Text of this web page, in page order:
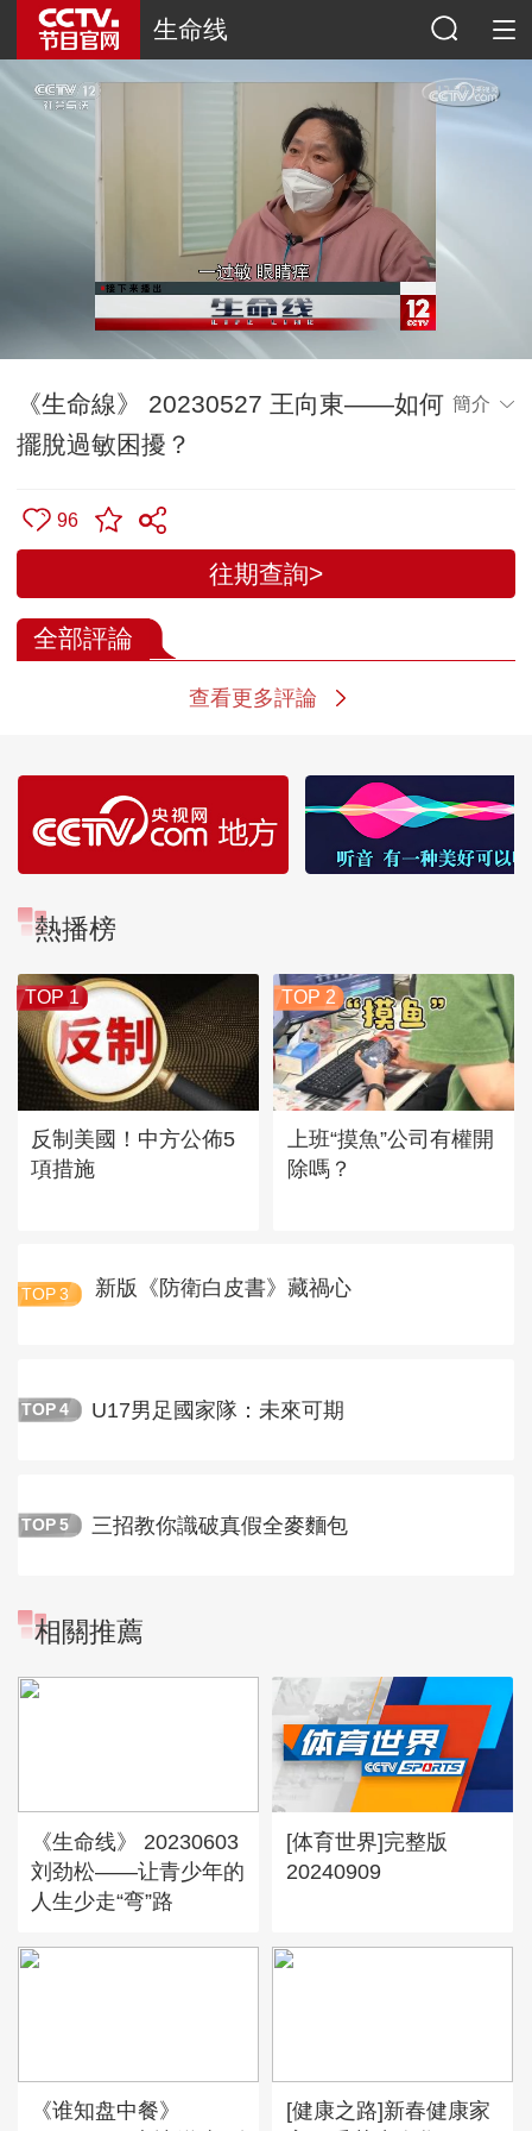
生命线
《生命線》 20230527 王向東——如何
擺脫過敏困擾？
簡介
96
往期查詢>
全部評論
查看更多評論
熱播榜
TOP 1
反制美國！中方公佈5
項措施
TOP 2
上班“摸魚”公司有權開
除嗎？
TOP 3 新版《防衛白皮書》藏禍心
TOP 4 U17男足國家隊：未來可期
TOP 5 三招教你識破真假全麥麵包
相關推薦
《生命线》 20230603
刘劲松——让青少年的
人生少走“弯”路
[体育世界]完整版
20240909
《谁知盘中餐》
[健康之路]新春健康家